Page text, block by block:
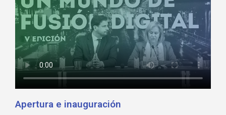
Apertura e inauguración